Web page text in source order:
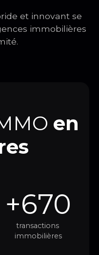
et innovant se
immobilières
en
+670
transactions
immobilières